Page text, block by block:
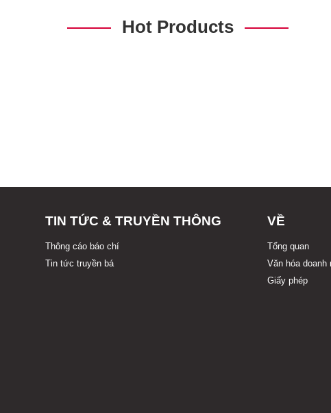
Hot Products
TIN TỨC & TRUYỀN THÔNG
Thông cáo báo chí
Tin tức truyền bá
VỀ
Tổng quan
Văn hóa doanh
Giấy phép